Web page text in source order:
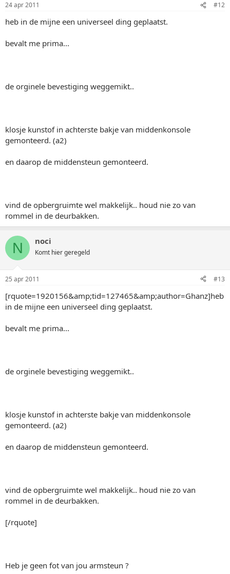
24 apr 2011 #12
heb in de mijne een universeel ding geplaatst.
bevalt me prima...
de orginele bevestiging weggemikt..
klosje kunstof in achterste bakje van middenkonsole
gemonteerd. (a2)
en daarop de middensteun gemonteerd.
vind de opbergruimte wel makkelijk.. houd nie zo van
rommel in de deurbakken.
N noci
Komt hier geregeld
25 apr 2011 #13
[rquote=1920156&amp;tid=127465&amp;author=Ghanz]heb
in de mijne een universeel ding geplaatst.
bevalt me prima...
de orginele bevestiging weggemikt..
klosje kunstof in achterste bakje van middenkonsole
gemonteerd. (a2)
en daarop de middensteun gemonteerd.
vind de opbergruimte wel makkelijk.. houd nie zo van
rommel in de deurbakken.
[/rquote]
Heb je geen fot van jou armsteun ?